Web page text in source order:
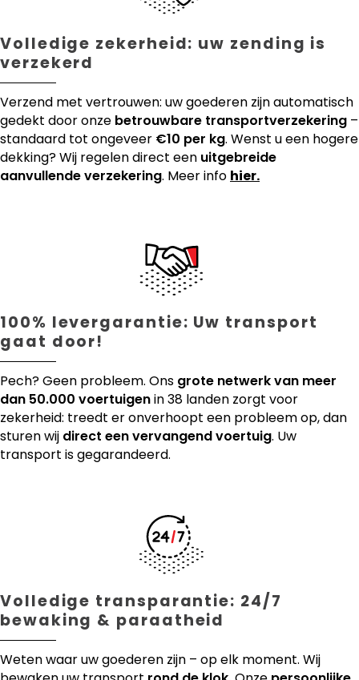
Volledige zekerheid: uw zending is
verzekerd
Verzend met vertrouwen: uw goederen zijn automatisch
gedekt door onze betrouwbare transportverzekering –
standaard tot ongeveer €10 per kg. Wenst u een hogere
dekking? Wij regelen direct een uitgebreide
aanvullende verzekering. Meer info hier.
100% levergarantie: Uw transport
gaat door!
Pech? Geen probleem. Ons grote netwerk van meer
dan 50.000 voertuigenin 38 landen zorgt voor
zekerheid: treedt er onverhoopt een probleem op, dan
sturen wij direct een vervangend voertuig. Uw
transport is gegarandeerd.
Volledige transparantie: 24/7
bewaking & paraatheid
Weten waar uw goederen zijn – op elk moment. Wij